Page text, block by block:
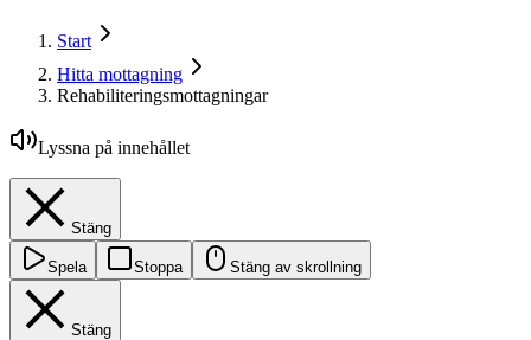
Start
Hitta mottagning
Rehabiliteringsmottagningar
Lyssna på innehållet
Stäng
Spela Stoppa Stäng av skrollning
Stäng